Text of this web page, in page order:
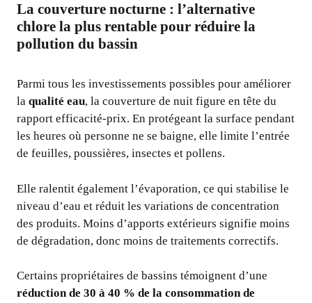
La couverture nocturne : l’alternative
chlore la plus rentable pour réduire la
pollution du bassin
Parmi tous les investissements possibles pour améliorer
la qualité eau, la couverture de nuit figure en tête du
rapport efficacité-prix. En protégeant la surface pendant
les heures où personne ne se baigne, elle limite l’entrée
de feuilles, poussières, insectes et pollens.
Elle ralentit également l’évaporation, ce qui stabilise le
niveau d’eau et réduit les variations de concentration
des produits. Moins d’apports extérieurs signifie moins
de dégradation, donc moins de traitements correctifs.
Certains propriétaires de bassins témoignent d’une
réduction de 30 à 40 % de la consommation de